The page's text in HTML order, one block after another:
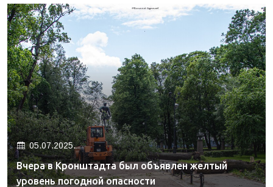
05.07.2025.
Вчера в Кронштадта был объявлен желтый
уровень погодной опасности